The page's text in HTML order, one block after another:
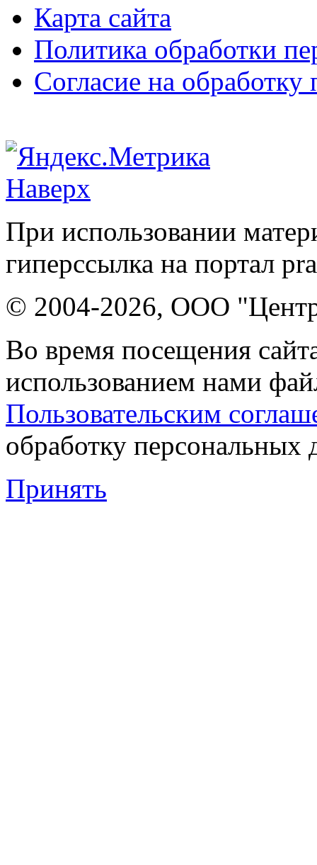
Карта сайта
Политика обработки
Согласие на
Наверх
При использовании
гиперссылка на портал
© 2004-2026, ООО "Центр
Во время посещения
использованием нами
Пользовательским
обработку персональных
Принять